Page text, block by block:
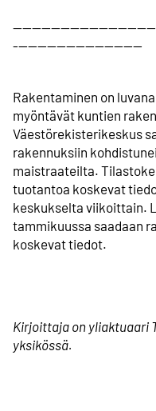
---------------------------
Rakentaminen on
myöntävät kuntien
Väestörekisteri­keskus
rakennuksiin
maistraateilta.
tuotantoa koskevat
keskukselta viikoittain.
tammikuussa saadaan
koskevat tiedot.
Kirjoittaja on yliaktuaari
yksikössä.